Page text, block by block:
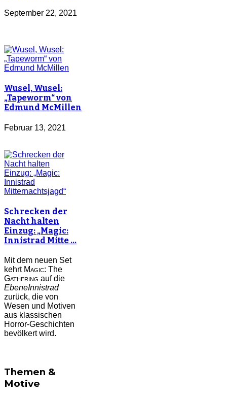
September 22, 2021
Wusel, Wusel:
„Tapeworm“ von
Edmund McMillen
Februar 13, 2021
Schrecken der
Nacht halten
Einzug: „Magic:
Innistrad Mitte …
Mit dem neuen Set
kehrt Magic: The
Gathering auf die
EbeneInnistrad
zurück, die von
Wesen und Motiven
aus klassischen
Horror-Geschichten
bevölkert wird.
Themen &
Motive